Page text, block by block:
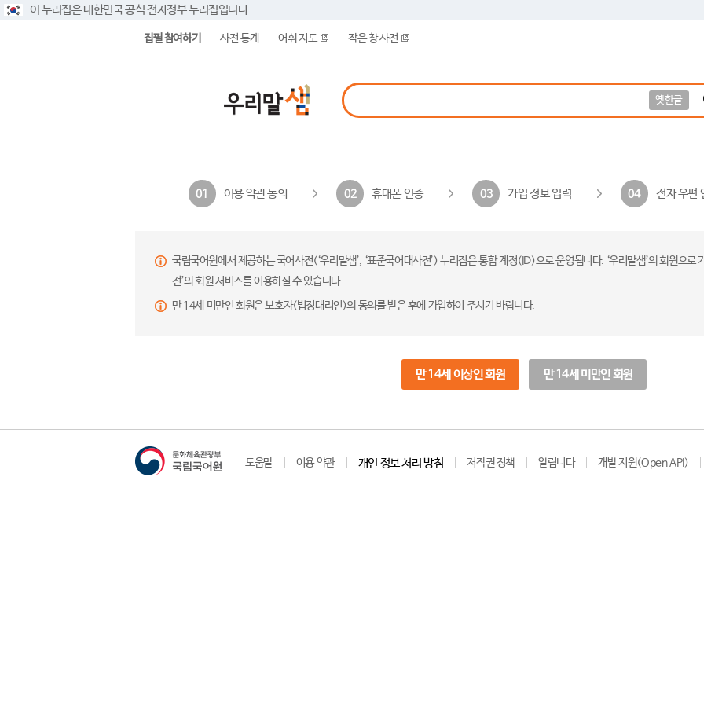
이 누리집은 대한민국 공식 전자정부 누리집입니다.
집필 참여하기 사전 통계 어휘 지도 작은 창 사전
옛한글
01 이용 약관 동의 02 휴대폰 인증 03 가입 정보 입력 04 전자 우편
국립국어원에서 제공하는 국어사전(‘우리말샘’, ‘표준국어대사전’) 누리집은 통합 계정(ID)으로 운영됩니다. ‘우리말샘’의 회원으
전’의 회원 서비스를 이용하실 수 있습니다.
만 14세 미만인 회원은 보호자(법정대리인)의 동의를 받은 후에 가입하여 주시기 바랍니다.
만 14세 이상인 회원 만 14세 미만인 회원
도움말 이용 약관 개인 정보 처리 방침 저작권 정책 알립니다 개발 지원(Open API)